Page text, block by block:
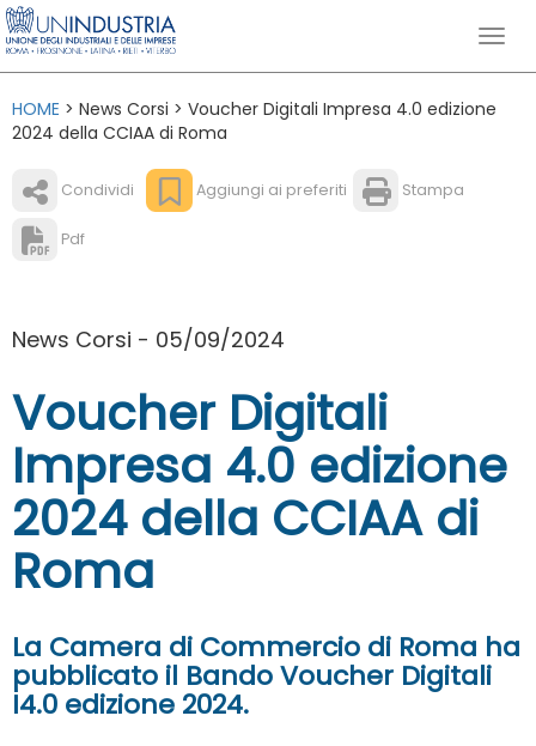
HOME > News Corsi > Voucher Digitali Impresa 4.0 edizione
2024 della CCIAA di Roma
Condividi Aggiungi ai preferiti Stampa
Pdf
News Corsi - 05/09/2024
Voucher Digitali
Impresa 4.0 edizione
2024 della CCIAA di
Roma
La Camera di Commercio di Roma ha
pubblicato il Bando Voucher Digitali
I4.0 edizione 2024.